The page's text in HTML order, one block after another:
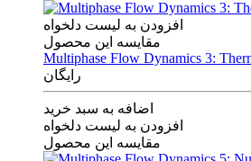
افزودن به لیست دلخواه
مقایسه این محصول
Multiphase Flow Dynamics 3:
رایگان
اضافه به سبد خرید
افزودن به لیست دلخواه
مقایسه این محصول